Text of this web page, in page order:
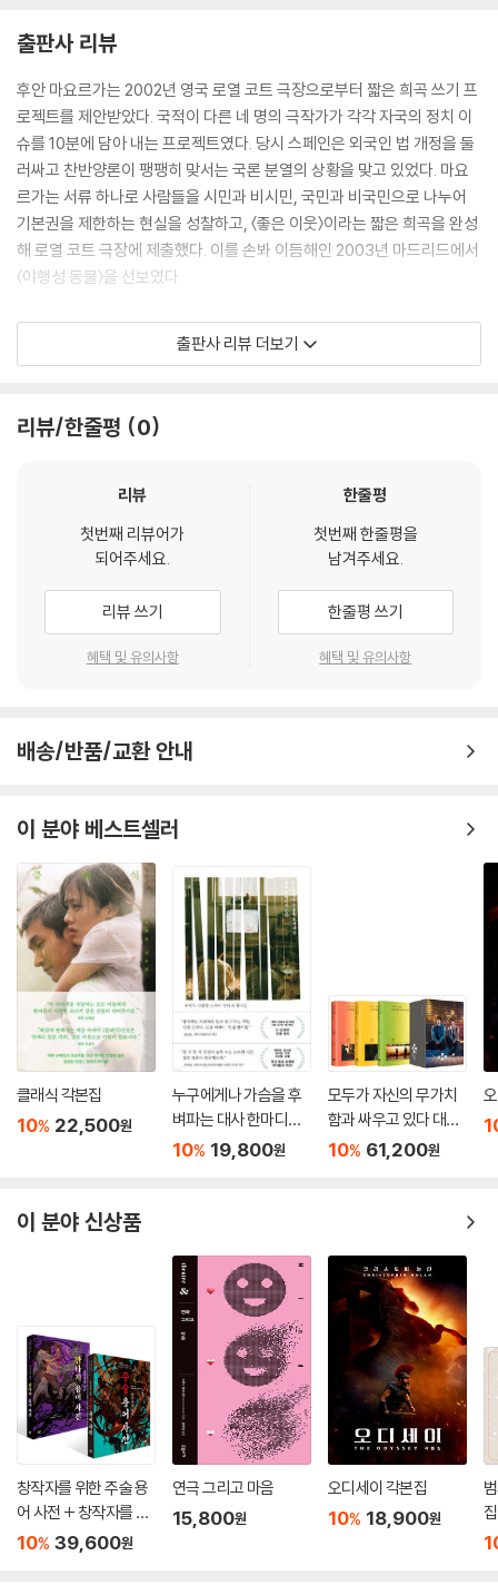
출판사 리뷰
후안 마요르가는 2002년 영국 로열 코트 극장으로부터 짧은 희곡 쓰기 프
로젝트를 제안받았다. 국적이 다른 네 명의 극작가가 각각 자국의 정치 이
슈를 10분에 담아 내는 프로젝트였다. 당시 스페인은 외국인 법 개정을 둘
러싸고 찬반양론이 팽팽히 맞서는 국론 분열의 상황을 맞고 있었다. 마요
르가는 서류 하나로 사람들을 시민과 비시민, 국민과 비국민으로 나누어
기본권을 제한하는 현실을 성찰하고, 〈좋은 이웃〉이라는 짧은 희곡을 완성
해 로열 코트 극장에 제출했다. 이를 손봐 이듬해인 2003년 마드리드에서
〈야행성 동물〉을 선보였다.
야행성 동물은 사냥꾼이나 포식자를 피해 주로 밤에 활동한다. 〈야행성 동
물〉에 나오는 인물들도 마찬가지다. 키 큰 남자와 키 큰 여자, 키 작은 남자
이유로 밤에 깨어 있다. 어느 날 키 작은 남자는 키 큰 남자에게 다가가 포
이 다정한 친구 관계처럼 보이지만 그 안에서 미묘한 힘이 작동한다. 그리
마요르가는 불법 체류자에 대한 문제를 선과 악, 가해자와 피해자라는 이
분법적 사고로 접근하지 않는다. 불법 체류자를 연민과 동정의 대상으로
만들지도 않는다. 갈등의 발단을 스페인만의 문제로 국한하지도 않는다.
일상에서 평범한 사람들 사이에 벌어지는 이야기를 통해 법이 보호하는 국
한국어판 서문에서 후안 마요르가의 주제의식이 더 분명히 드러난다. “생
야만 하는 사람들도 존재할 것입니다.”
출판사 리뷰 더보기
리뷰/한줄평 0
리뷰
첫번째 리뷰어가
되어주세요.
리뷰 쓰기
혜택 및 유의사항
한줄평
첫번째 한줄평을
남겨주세요.
한줄평 쓰기
혜택 및 유의사항
배송/반품/교환 안내
이 분야 베스트셀러
클래식 각본집
10% 22,500원
누구에게나 가슴을 후
벼파는 대사 한마디가
있다
10% 19,800원
모두가 자신의 무가치
함과 싸우고 있다 대본
집 세트
10% 61,200원
이 분야 신상품
창작자를 위한 주술 용
어 사전 + 창작자를 위
한 판타지 용어 사전 세
10% 39,600원
연극 그리고 마음
15,800원
오디세이 각본집
10% 18,900원
집